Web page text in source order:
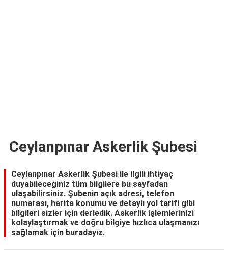
Ceylanpınar Askerlik Şubesi
Ceylanpınar Askerlik Şubesi ile ilgili ihtiyaç
duyabileceğiniz tüm bilgilere bu sayfadan
ulaşabilirsiniz. Şubenin açık adresi, telefon
numarası, harita konumu ve detaylı yol tarifi gibi
bilgileri sizler için derledik. Askerlik işlemlerinizi
kolaylaştırmak ve doğru bilgiye hızlıca ulaşmanızı
sağlamak için buradayız.